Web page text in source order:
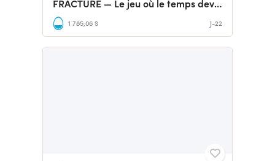
FRACTURE — Le jeu où le temps devient une arme
1 785,06 $ J-22